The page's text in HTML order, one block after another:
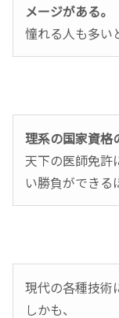
メージがある。
憧れる人も多い
理系の国家資格
天下の医師免許
い勝負ができる
現代の各種技術
しかも、